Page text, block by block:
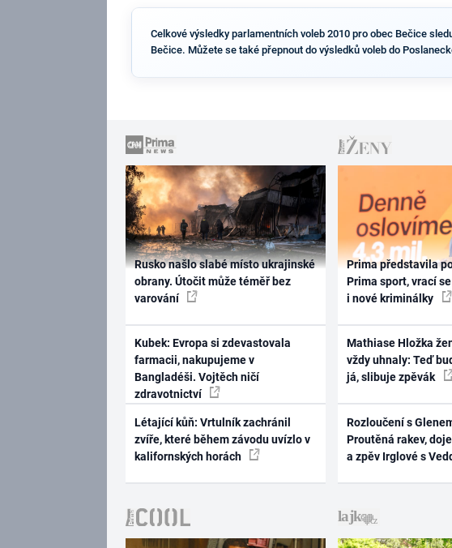
Celkové výsledky parlamentních voleb 2010 pro obec Bečice
Bečice. Můžete se také přepnout do výsledků voleb do
Rusko našlo slabé místo ukrajinské
obrany. Útočit může téměř bez
varování
Kubek: Evropa si zdevastovala
farmacii, nakupujeme v
Bangladéši. Vojtěch ničí
zdravotnictví
Létající kůň: Vrtulník zachránil
zvíře, které během závodu uvízlo v
kalifornských horách
Prima představila
Prima sport, vrací
i nové kriminálky
Mathiase Hložka
vždy uhnaly: Teď
já, slibuje zpěvák
Rozloučení s
Proutěná rakev,
a zpěv Irglové s